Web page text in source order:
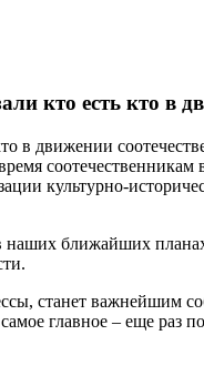
кто есть кто в
движении
культурно-
ближайших
станет важнейшим
главное – еще раз